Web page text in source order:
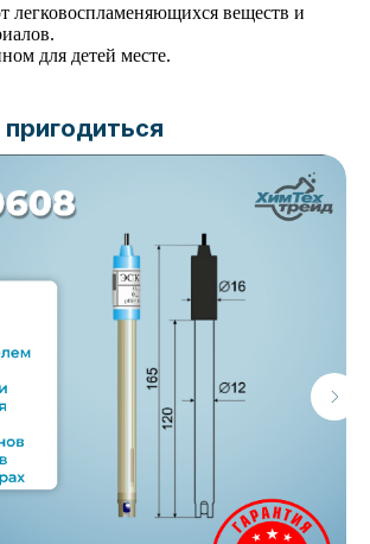
легковоспламеняющихся веществ и
для детей месте.